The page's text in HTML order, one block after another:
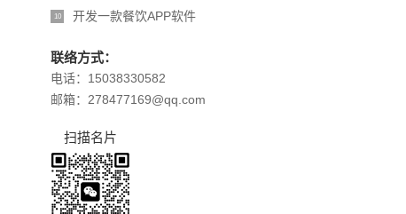
10 开发一款餐饮APP软件
联络方式：
电话：15038330582
邮箱：278477169@qq.com
扫描名片